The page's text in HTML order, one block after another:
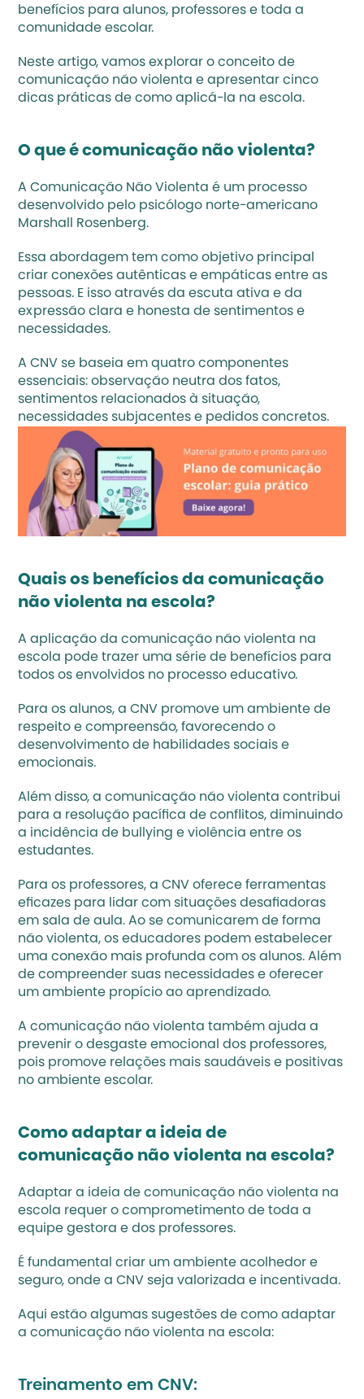
benefícios para alunos, professores e toda a
comunidade escolar.
Neste artigo, vamos explorar o conceito de
comunicação não violenta e apresentar cinco
dicas práticas de como aplicá-la na escola.
O que é comunicação não violenta?
A Comunicação Não Violenta é um processo
desenvolvido pelo psicólogo norte-americano
Marshall Rosenberg.
Essa abordagem tem como objetivo principal
criar conexões autênticas e empáticas entre as
pessoas. E isso através da escuta ativa e da
expressão clara e honesta de sentimentos e
necessidades.
A CNV se baseia em quatro componentes
essenciais: observação neutra dos fatos,
sentimentos relacionados à situação,
necessidades subjacentes e pedidos concretos.
Quais os benefícios da comunicação
não violenta na escola?
A aplicação da comunicação não violenta na
escola pode trazer uma série de benefícios para
todos os envolvidos no processo educativo.
Para os alunos, a CNV promove um ambiente de
respeito e compreensão, favorecendo o
desenvolvimento de habilidades sociais e
emocionais.
Além disso, a comunicação não violenta contribui
para a resolução pacífica de conflitos, diminuindo
a incidência de bullying e violência entre os
estudantes.
Para os professores, a CNV oferece ferramentas
eficazes para lidar com situações desafiadoras
em sala de aula. Ao se comunicarem de forma
não violenta, os educadores podem estabelecer
uma conexão mais profunda com os alunos. Além
de compreender suas necessidades e oferecer
um ambiente propício ao aprendizado.
A comunicação não violenta também ajuda a
prevenir o desgaste emocional dos professores,
pois promove relações mais saudáveis e positivas
no ambiente escolar.
Como adaptar a ideia de
comunicação não violenta na escola?
Adaptar a ideia de comunicação não violenta na
escola requer o comprometimento de toda a
equipe gestora e dos professores.
É fundamental criar um ambiente acolhedor e
seguro, onde a CNV seja valorizada e incentivada.
Aqui estão algumas sugestões de como adaptar
a comunicação não violenta na escola:
Treinamento em CNV: